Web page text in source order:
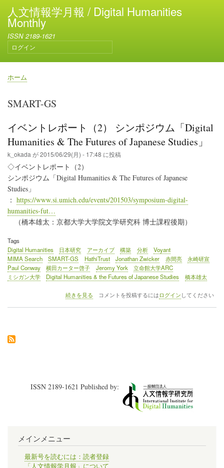
メ
イ
コ
テ
人文情報学月報 / Digital Humanities
Monthly
ISSN 2189-1621
ユ
ー
ザ
ー
カ
ン
ト
メ
ニ
ュ
ー
ログイン
パ
く
ホーム
SMART-GS
イベントレポート（2） シンポジウム「Digital
Humanities & The Futures of Japanese Studies」
k_okada が2015/06/29(月) - 17:48 に投稿
◇イベントレポート（2）
シンポジウム「Digital Humanities & The Futures of Japanese
Studies」
： https://www.si.umich.edu/events/201503/symposium-digital-
humanities-fut…
（橋本雄太：京都大学大学院文学研究科 博士課程後期）
Tags
Digital Humanities
日本研究 アーカイブ 構築 分析
Voyant
MIMA Search
SMART-GS HathiTrust Jonathan Zwicker 赤間亮
永崎研宣
Paul Conway
横田カーター啓子 Jeromy York
立命館大学ARC
ミシガン大学
Digital Humanities & the Futures of Japanese Studies 橋本雄太
イ
ポ
&
The
Futures
of
続きを見る コメントを投稿するには ログイン してください
ISSN 2189-1621 Published by:
メインメニュー
最新号を読むには：読者登録
「人文情報学月報」について